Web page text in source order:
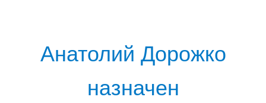
Анатолий Дорожко
назначен